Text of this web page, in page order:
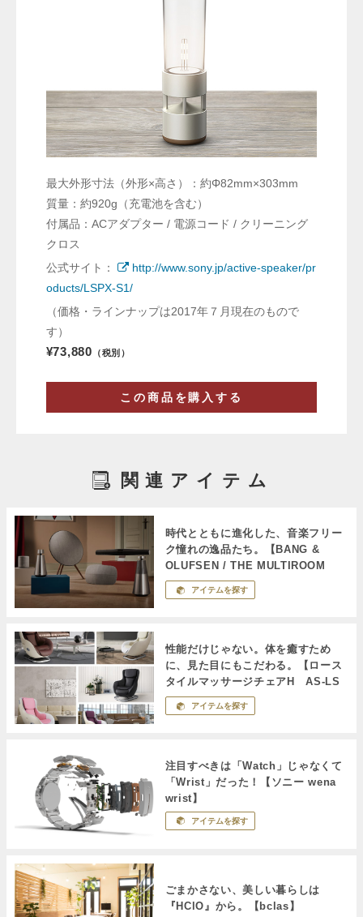
最大外形寸法（外形×高さ）：約Φ82mm×303mm
質量：約920g（充電池を含む）
付属品：ACアダプター / 電源コード / クリーニング
クロス
公式サイト：
http://www.sony.jp/active-speaker/pr
oducts/LSPX-S1/
（価格・ラインナップは2017年７月現在のもので
す）
¥73,880 （税別）
この商品を購入する
関連アイテム
時代とともに進化した、音楽フリー
ク憧れの逸品たち。【BANG &
OLUFSEN / THE MULTIROOM
COLLECTION】
アイテムを探す
性能だけじゃない。体を癒すため
に、見た目にもこだわる。【ロース
タイルマッサージチェアH AS-LS
１】
アイテムを探す
注目すべきは「Watch」じゃなくて
「Wrist」だった！【ソニー wena
wrist】
アイテムを探す
ごまかさない、美しい暮らしは
『HClO』から。【bclas】